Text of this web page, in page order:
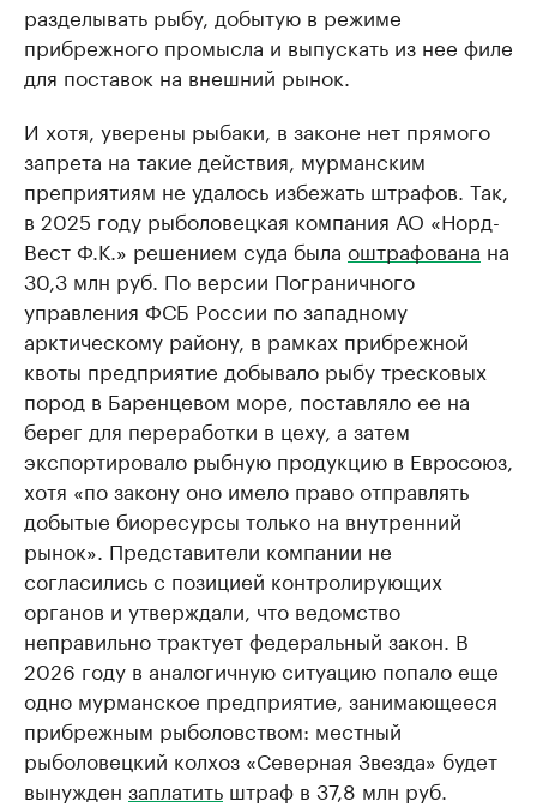
разделывать рыбу, добытую в режиме
прибрежного промысла и выпускать из нее филе
для поставок на внешний рынок.
И хотя, уверены рыбаки, в законе нет прямого
запрета на такие действия, мурманским
преприятиям не удалось избежать штрафов. Так,
в 2025 году рыболовецкая компания АО «Норд-
Вест Ф.К.» решением суда была оштрафована на
30,3 млн руб. По версии Пограничного
управления ФСБ России по западному
арктическому району, в рамках прибрежной
квоты предприятие добывало рыбу тресковых
пород в Баренцевом море, поставляло ее на
берег для переработки в цеху, а затем
экспортировало рыбную продукцию в Евросоюз,
хотя «по закону оно имело право отправлять
добытые биоресурсы только на внутренний
рынок». Представители компании не
согласились с позицией контролирующих
органов и утверждали, что ведомство
неправильно трактует федеральный закон. В
2026 году в аналогичную ситуацию попало еще
одно мурманское предприятие, занимающееся
прибрежным рыболовством: местный
рыболовецкий колхоз «Северная Звезда» будет
вынужден заплатить штраф в 37,8 млн руб.